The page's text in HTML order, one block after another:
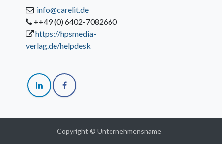
info@carelit.de
++49 (0) 6402-7082660
https://hpsmedia-
verlag.de/helpdesk
Copyright © Unternehmensname